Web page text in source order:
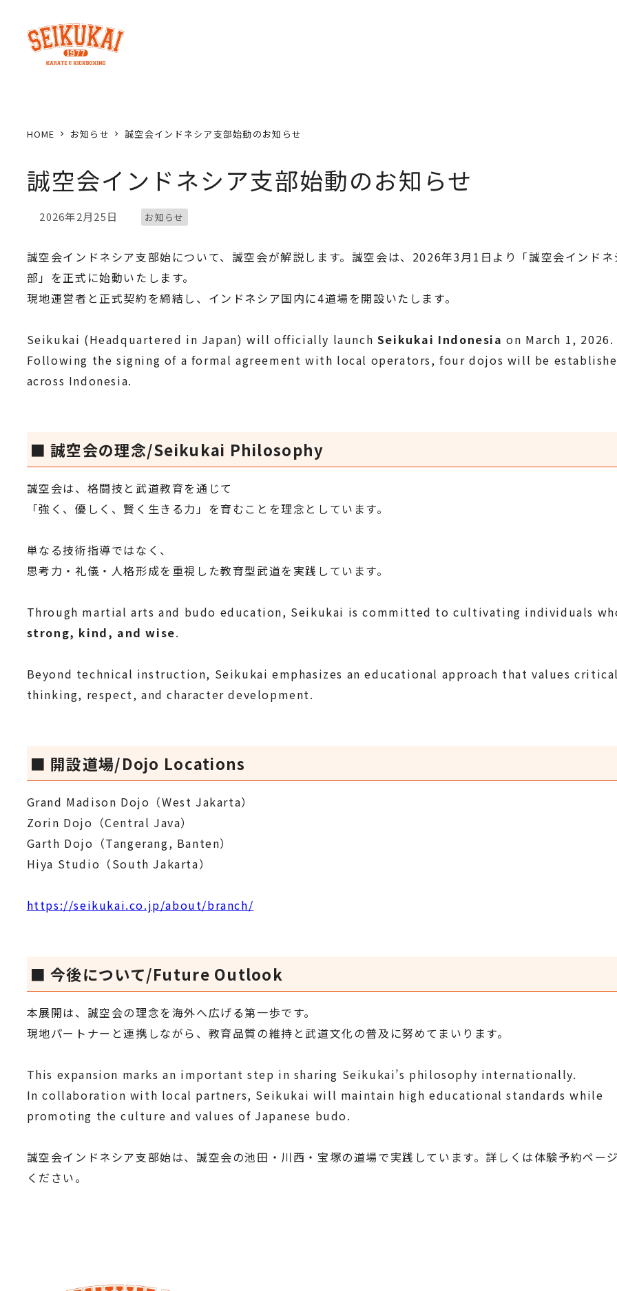
HOME お知らせ 誠空会インドネシア支部始動のお知らせ
誠空会インドネシア支部始動のお知らせ
投稿日
2026年2月25日 カテゴリー
お知らせ
誠空会インドネシア支部始について、誠空会が解説します。誠空会は、2026年3月1日より「誠空会インド
部」を正式に始動いたします。
現地運営者と正式契約を締結し、インドネシア国内に4道場を開設いたします。
Seikukai (Headquartered in Japan) will officially launch Seikukai Indonesia on March 1, 2026.
Following the signing of a formal agreement with local operators, four dojos will be
across Indonesia.
■ 誠空会の理念/Seikukai Philosophy
誠空会は、格闘技と武道教育を通じて
「強く、優しく、賢く生きる力」を育むことを理念としています。
単なる技術指導ではなく、
思考力・礼儀・人格形成を重視した教育型武道を実践しています。
Through martial arts and budo education, Seikukai is committed to cultivating individuals
strong, kind, and wise.
Beyond technical instruction, Seikukai emphasizes an educational approach that values
thinking, respect, and character development.
■ 開設道場/Dojo Locations
Grand Madison Dojo（West Jakarta）
Zorin Dojo（Central Java）
Garth Dojo（Tangerang, Banten）
Hiya Studio（South Jakarta）
https://seikukai.co.jp/about/branch/
■ 今後について/Future Outlook
本展開は、誠空会の理念を海外へ広げる第一歩です。
現地パートナーと連携しながら、教育品質の維持と武道文化の普及に努めてまいります。
This expansion marks an important step in sharing Seikukai’s philosophy internationally.
In collaboration with local partners, Seikukai will maintain high educational standards while
promoting the culture and values of Japanese budo.
誠空会インドネシア支部始は、誠空会の池田・川西・宝塚の道場で実践しています。詳しくは体験予約ペー
ください。